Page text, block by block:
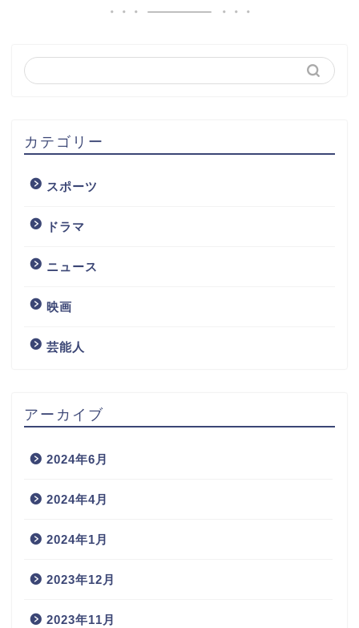
カテゴリー
スポーツ
ドラマ
ニュース
映画
芸能人
アーカイブ
2024年6月
2024年4月
2024年1月
2023年12月
2023年11月